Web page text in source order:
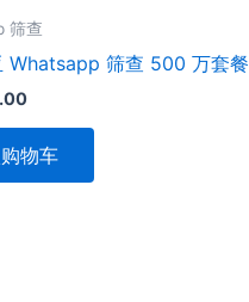
筛查
Whatsapp 筛查 500 万套餐
物车